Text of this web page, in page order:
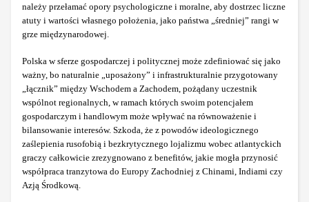
należy przełamać opory psychologiczne i moralne, aby dostrzec liczne
atuty i wartości własnego położenia, jako państwa „średniej” rangi w
grze międzynarodowej.
Polska w sferze gospodarczej i politycznej może zdefiniować się jako
ważny, bo naturalnie „uposażony” i infrastrukturalnie przygotowany
„łącznik” między Wschodem a Zachodem, pożądany uczestnik
wspólnot regionalnych, w ramach których swoim potencjałem
gospodarczym i handlowym może wpływać na równoważenie i
bilansowanie interesów. Szkoda, że z powodów ideologicznego
zaślepienia rusofobią i bezkrytycznego lojalizmu wobec atlantyckich
graczy całkowicie zrezygnowano z benefitów, jakie mogła przynosić
współpraca tranzytowa do Europy Zachodniej z Chinami, Indiami czy
Azją Środkową.